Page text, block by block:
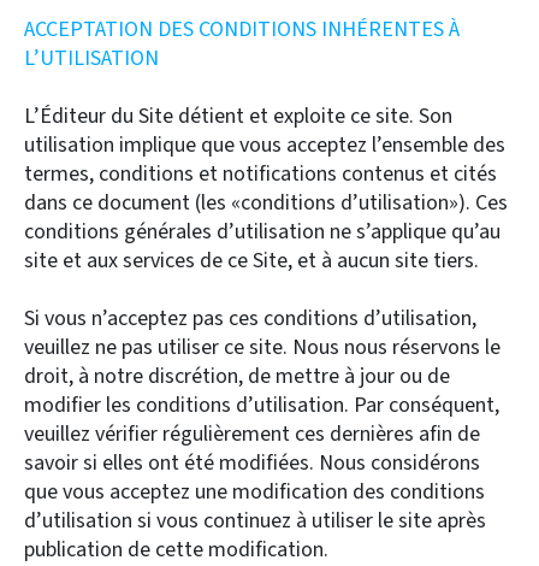
ACCEPTATION DES CONDITIONS INHÉRENTES À
L’UTILISATION
L’Éditeur du Site détient et exploite ce site. Son
utilisation implique que vous acceptez l’ensemble des
termes, conditions et notifications contenus et cités
dans ce document (les «conditions d’utilisation»). Ces
conditions générales d’utilisation ne s’applique qu’au
site et aux services de ce Site, et à aucun site tiers.
Si vous n’acceptez pas ces conditions d’utilisation,
veuillez ne pas utiliser ce site. Nous nous réservons le
droit, à notre discrétion, de mettre à jour ou de
modifier les conditions d’utilisation. Par conséquent,
veuillez vérifier régulièrement ces dernières afin de
savoir si elles ont été modifiées. Nous considérons
que vous acceptez une modification des conditions
d’utilisation si vous continuez à utiliser le site après
publication de cette modification.